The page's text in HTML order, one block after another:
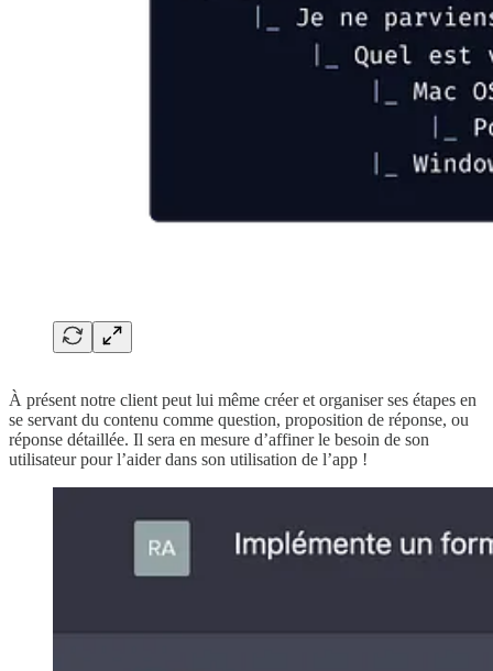
À présent notre client peut lui même créer et organiser ses étapes en
se servant du contenu comme question, proposition de réponse, ou
réponse détaillée. Il sera en mesure d’affiner le besoin de son
utilisateur pour l’aider dans son utilisation de l’app !